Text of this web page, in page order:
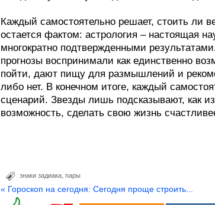
Каждый самостоятельно решает, стоить ли
остается фактом: астрология – настоящая
многократно подтвержденными
прогнозы воспринимали как единственно
пойти, дают пищу для размышлений и
либо нет. В конечном итоге, каждый
сценарий. Звезды лишь подсказывают, как
возможность, сделать свою жизнь
знаки задиака пары
« Гороскоп на сегодня: Сегодня проще строить...